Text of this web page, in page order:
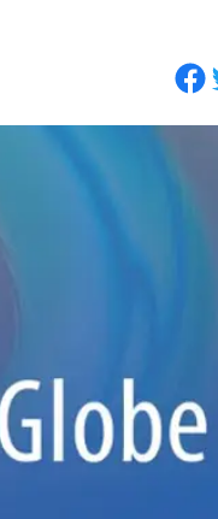
Share on Facebook Share on Twitter